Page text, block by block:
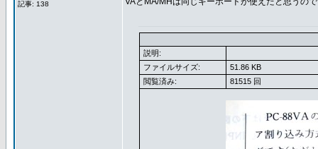
記事: 138
説明:
ファイルサイズ:
51.86 KB
閲覧済み:
81515 回